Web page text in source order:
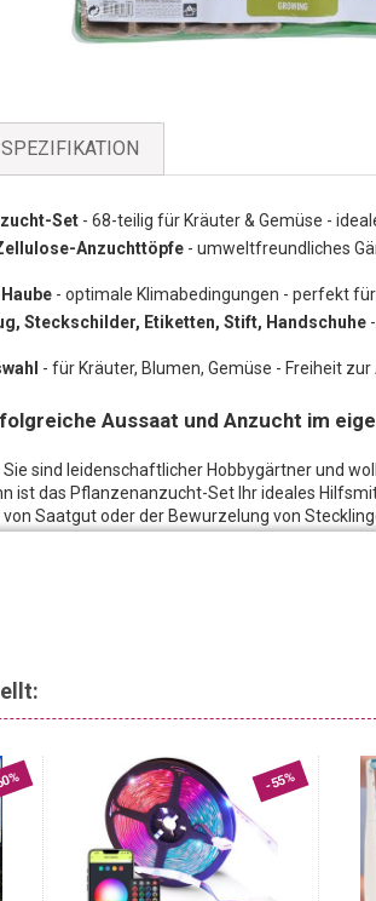
SPEZIFIKATION
Set - 68-teilig für Kräuter & Gemüse -
Anzuchttöpfe - umweltfreundliches
- optimale Klimabedingungen - perfekt
Steckschilder, Etiketten, Stift, Handschuhe
- für Kräuter, Blumen, Gemüse - Freiheit
Aussaat und Anzucht im
Sie sind leidenschaftlicher Hobbygärtner und
ist das Pflanzenanzucht-Set Ihr ideales
Saatgut oder der Bewurzelung von
Pflanzenstecker, Etiketten, Stift,
Das Pflanzenanzucht-Set eignet sich für eine
zu Gemüse. Sie haben die Freiheit, die
-55%